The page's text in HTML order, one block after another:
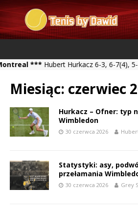
***Hubert Hurkacz 6-3, 6-7(4), 5-7
Miesiąc: czerwiec
Hurkacz – Ofner: typ
Wimbledon
30 czerwca 2026
Statystyki: asy,
przełamania
30 czerwca 2026 Grey